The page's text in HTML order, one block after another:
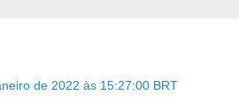
de 2022 às 15:27:00 BRT